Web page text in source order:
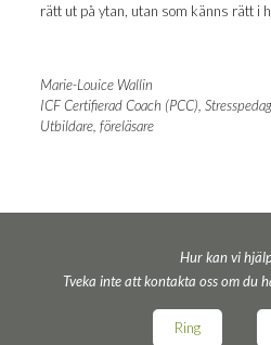
rätt ut på ytan, utan som känns rätt i
Marie-Louice Wal­lin
ICF Cer­ti­fi­e­rad Coach (PCC),
Utbil­da­re, föreläsare
Hur kan vi
Tveka inte att kontakta oss om du
Ring